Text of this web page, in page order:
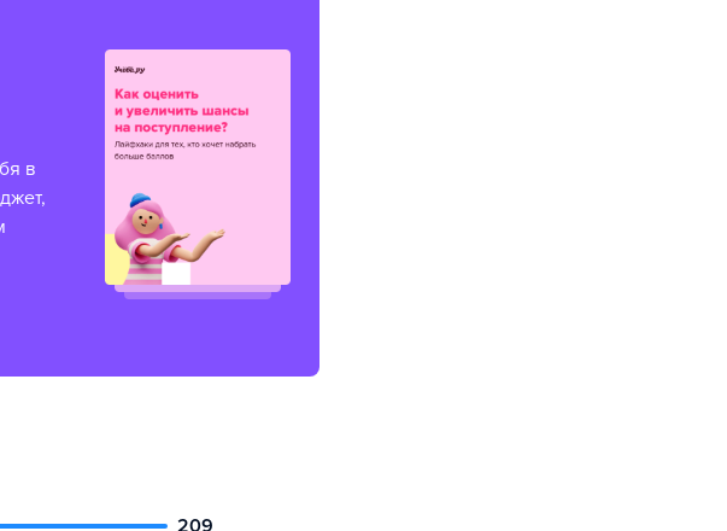
в
209